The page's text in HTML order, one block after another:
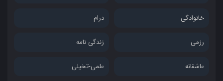
خانوادگی درام
رزمی زندگی نامه
عاشقانه علمی-تخیلی